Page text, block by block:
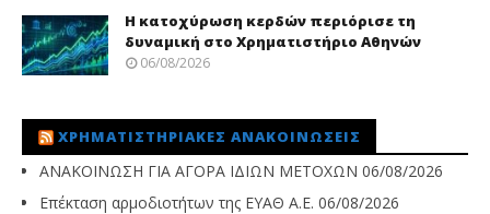
Η κατοχύρωση κερδών περιόρισε τη
δυναμική στο Χρηματιστήριο Αθηνών
06/08/2026
ΧΡΗΜΑΤΙΣΤΗΡΙΑΚΈΣ ΑΝΑΚΟΙΝΏΣΕΙΣ
ΑΝΑΚΟΙΝΩΣΗ ΓΙΑ ΑΓΟΡΑ ΙΔΙΩΝ ΜΕΤΟΧΩΝ 06/08/2026
Επέκταση αρμοδιοτήτων της ΕΥΑΘ Α.Ε. 06/08/2026